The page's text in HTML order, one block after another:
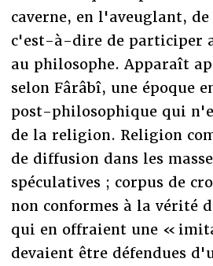
caverne, en l'aveuglant,
c'est-à-dire de participer
au philosophe. Apparaît
selon Fârâbî, une époque
post-philosophique qui
de la religion. Religion
de diffusion dans les
spéculatives ; corpus de
non conformes à la vérité
qui en offraient une «
devaient être défendues